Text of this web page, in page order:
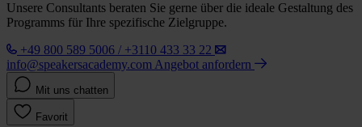
Unsere Consultants beraten Sie gerne über die ideale Gestaltung des
Programms für Ihre spezifische Zielgruppe.
+49 800 589 5006 / +3110 433 33 22
info@speakersacademy.com Angebot anfordern
Mit uns chatten
Favorit